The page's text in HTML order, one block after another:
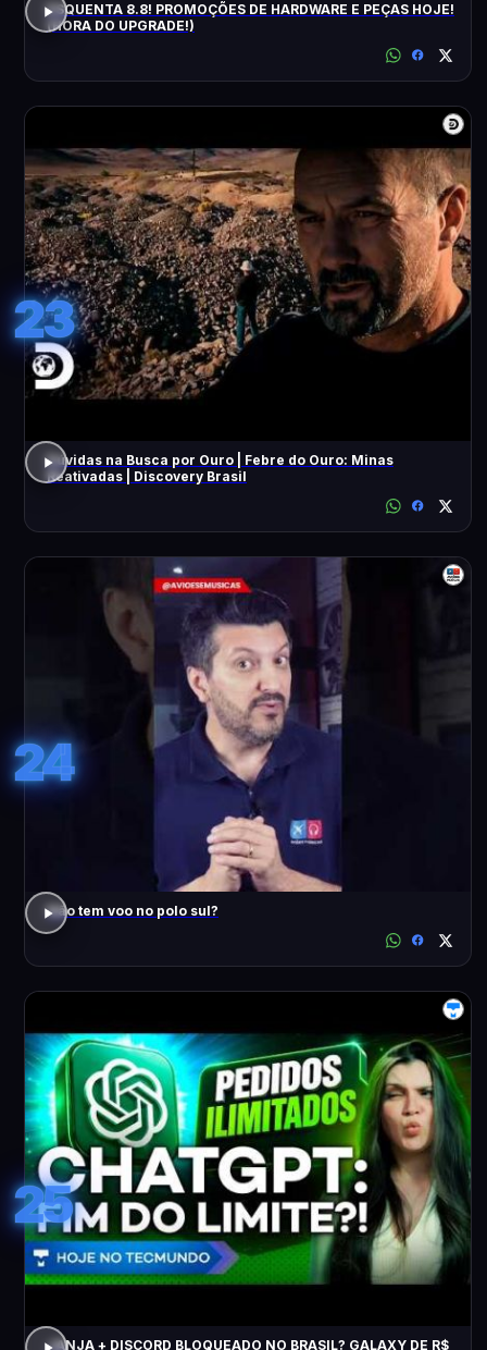
ESQUENTA 8.8! PROMOÇÕES DE HARDWARE E PEÇAS HOJE!
(HORA DO UPGRADE!)
23
Dúvidas na Busca por Ouro | Febre do Ouro: Minas
Reativadas | Discovery Brasil
24
Não tem voo no polo sul?
25
JANJA + DISCORD BLOQUEADO NO BRASIL? GALAXY DE R$